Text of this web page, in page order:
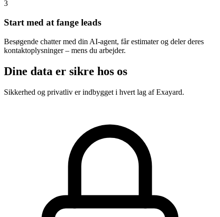
3
Start med at fange leads
Besøgende chatter med din AI-agent, får estimater og deler deres
kontaktoplysninger – mens du arbejder.
Dine data er sikre hos os
Sikkerhed og privatliv er indbygget i hvert lag af Exayard.